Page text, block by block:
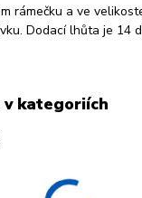
rámečku a ve
Dodací lhůta je 14
v kategoriích